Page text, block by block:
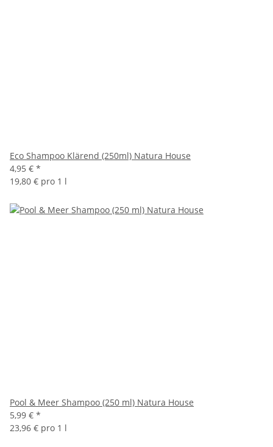
Eco Shampoo Klärend (250ml) Natura House
4,95 € *
19,80 € pro 1 l
Pool & Meer Shampoo (250 ml) Natura House
5,99 € *
23,96 € pro 1 l